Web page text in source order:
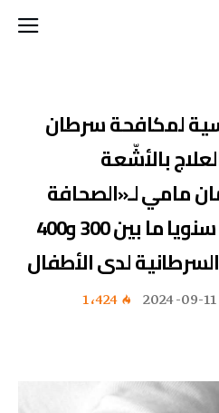
لمكافحة سرطان
بالأشّعة
مامي لـ«الصحافة
اليوم»: تونس تُسجّل سنويا ما بين 300 و400
لدى الأطفال
2024-09-11 1٬424